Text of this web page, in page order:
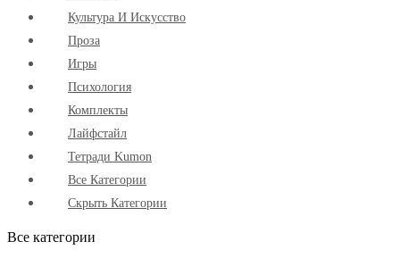
Культура И Искусство
Проза
Игры
Психология
Комплекты
Лайфстайл
Тетради Kumon
Все Категории
Скрыть Категории
Все категории